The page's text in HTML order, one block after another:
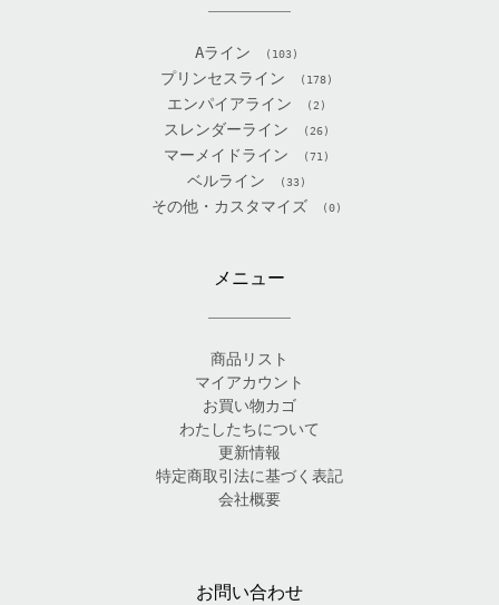
Aライン (103)
プリンセスライン (178)
エンパイアライン (2)
スレンダーライン (26)
マーメイドライン (71)
ベルライン (33)
その他・カスタマイズ (0)
メニュー
商品リスト
マイアカウント
お買い物カゴ
わたしたちについて
更新情報
特定商取引法に基づく表記
会社概要
お問い合わせ